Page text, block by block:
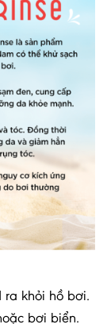
ra khỏi hồ bơi.
bơi biển.